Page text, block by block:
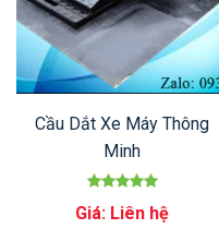
Cầu Dắt Xe Máy Thông
Minh
Giá: Liên hệ